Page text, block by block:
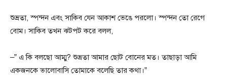
শুভ্রতা, স্পন্দন এবং সাকিব যেন আকাশ ভেঙে পরলো। স্পন্দন তো রেগে
বোম। সাকিব তখন ঝটপট করে বলল,
–” এ কি বলছো আম্মু? শুভ্রতা আমার ছোট বোনের মত। তাছাড়া আমি
একজনকে ভালোবাসি তোমাকে বলেছি তার কথা।”